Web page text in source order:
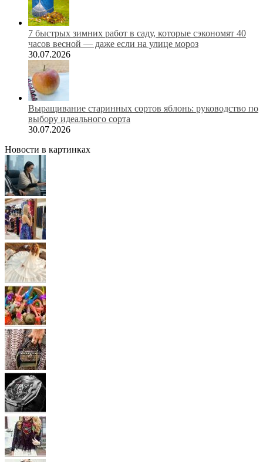
7 быстрых зимних работ в саду, которые сэкономят 40
часов весной — даже если на улице мороз
30.07.2026
Выращивание старинных сортов яблонь: руководство по
выбору идеального сорта
30.07.2026
Новости в картинках